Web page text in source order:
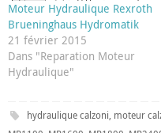
Moteur Hydraulique Rexroth
Brueninghaus Hydromatik
21 février 2015
Dans "Reparation Moteur
Hydraulique"
hydraulique calzoni, moteur